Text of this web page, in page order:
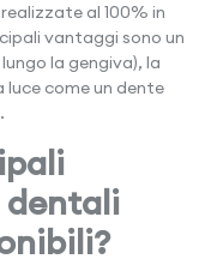
al 100% in
vantaggi sono un
la gengiva), la
come un dente